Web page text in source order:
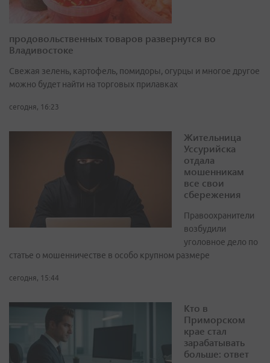
продовольственных товаров развернутся во
Владивостоке
Свежая зелень, картофель, помидоры, огурцы и многое другое
можно будет найти на торговых прилавках
сегодня, 16:23
Жительница
Уссурийска
отдала
мошенникам
все свои
сбережения
Правоохранители
возбудили
уголовное дело по
статье о мошенничестве в особо крупном размере
сегодня, 15:44
Кто в
Приморском
крае стал
зарабатывать
больше: ответ